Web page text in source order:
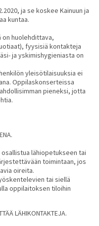
ja se koskee Kainuun ja
kuntaa.
huolehdittava,
fyysisiä kontakteja
ja yskimishygieniasta on
yleisötilaisuuksia ei
Oppilaskonserteissa
pieneksi, jotta
lähiopetukseen tai
toimintaan, jos
oireita.
tai siellä
oppilaitoksen tiloihin
LÄHIKONTAKTEJA.